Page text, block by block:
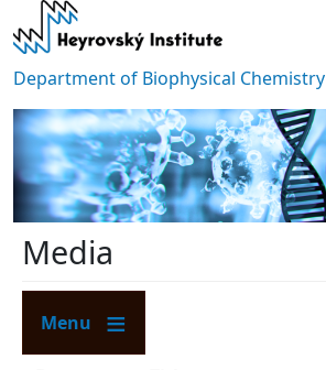
Skip to main content
Department of Biophysical Chemistry
Media
Menu